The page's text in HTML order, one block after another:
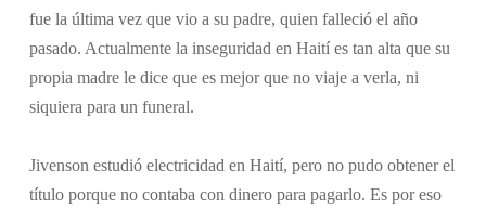
fue la última vez que vio a su padre, quien falleció el año
pasado. Actualmente la inseguridad en Haití es tan alta que su
propia madre le dice que es mejor que no viaje a verla, ni
siquiera para un funeral.
Jivenson estudió electricidad en Haití, pero no pudo obtener el
título porque no contaba con dinero para pagarlo. Es por eso